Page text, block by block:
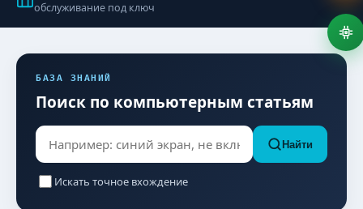
обслуживание под ключ
БАЗА ЗНАНИЙ
Поиск по компьютерным статьям
Найти
Искать точное вхождение